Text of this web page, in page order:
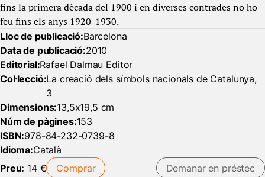
fins la primera dècada del 1900 i en diverses contrades no ho
feu fins els anys 1920-1930.
Lloc de publicació:Barcelona
Data de publicació:2010
Editorial:Rafael Dalmau Editor
Col·lecció:La creació dels símbols nacionals de Catalunya,
3
Dimensions:13,5x19,5 cm
Núm de pàgines:153
ISBN:978-84-232-0739-8
Idioma:Català
Preu: 14 € Comprar Demanar en préstec